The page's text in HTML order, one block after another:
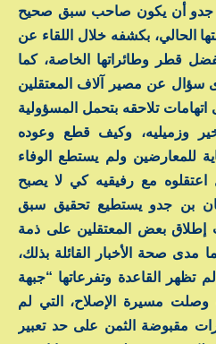
جدو أن يكون صاحب سبق صحيح
الحالي، بكشفه خلال اللقاء عن
قطر وطائراتها الخاصة، كما
عن مصير آلاف المعتقلين
اتهامات تلاحقه بتحمل المسؤولية
وزميليه، وكيف قطع وعوده
للمعارضين ولم يستطع الوفاء
مع رفيقيه كي لا يصبح
بن جدو يستطيع تحقيق سبق
بعض المعتقلين على ذمة
مدى صحة الأخبار القائلة بذلك،
تظهر القاعدة وتفرعاتها “جبهة
وصلت مسيرة الإصلاح، التي لم
مقبوضة الثمن على حد تعبير